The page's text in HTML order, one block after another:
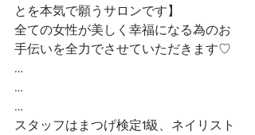
とを本気で願うサロンです】
全ての女性が美しく幸福になる為のお
手伝いを全力でさせていただきます♡
…
…
…
スタッフはまつげ検定1級、ネイリスト